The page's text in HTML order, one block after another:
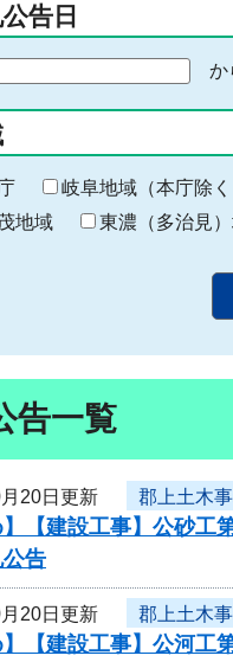
告日
か
岐阜地域（本庁除く
地域
東濃（多治見
告一覧
20日更新 郡上土木
】【建設工事】公砂
告
20日更新 郡上土木
】【建設工事】公河